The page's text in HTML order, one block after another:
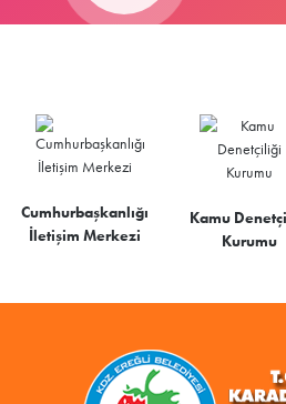
Cumhurbaşkanlığı
İletişim Merkezi
Kamu
Kurumu